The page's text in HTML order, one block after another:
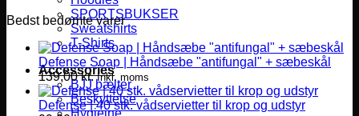
SPORTSBUKSER
Sweatshirts
T-Shirts
Accessories
BJJ bælter
Beskyttelse
Hygiejne
Bedst bedømte varer
Defense Soap | Håndsæbe "antifungal" + sæbeskål
139,00kr. Inkl. moms
Defense | 40 stk. vådservietter til krop og udstyr